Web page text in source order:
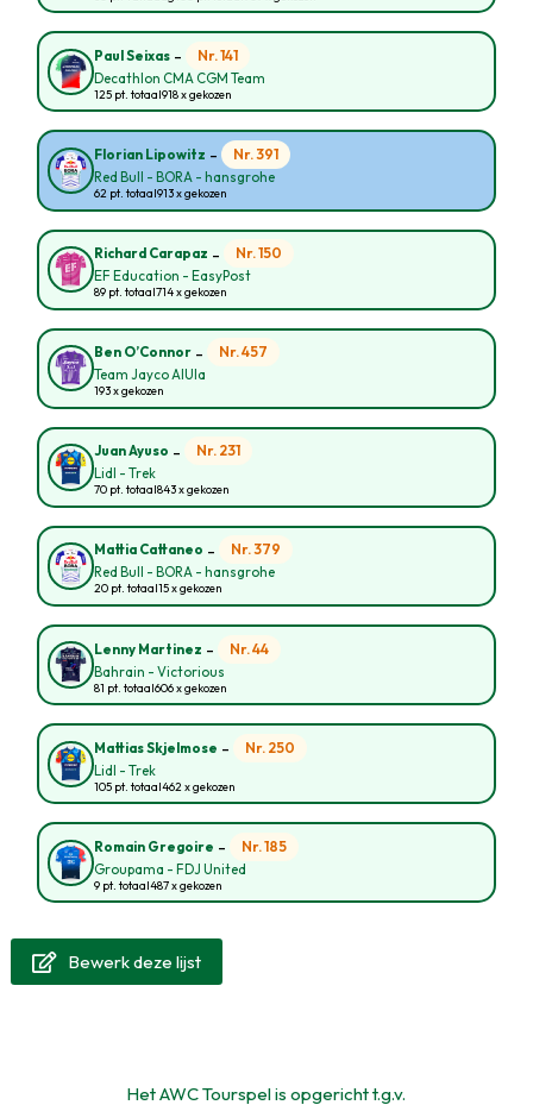
Paul Seixas - Nr. 141
Decathlon CMA CGM Team
125 pt. totaal918 x gekozen
Florian Lipowitz - Nr. 391
Red Bull - BORA - hansgrohe
62 pt. totaal913 x gekozen
Richard Carapaz - Nr. 150
EF Education - EasyPost
89 pt. totaal714 x gekozen
Ben O’Connor - Nr. 457
Team Jayco AlUla
193 x gekozen
Juan Ayuso - Nr. 231
Lidl - Trek
70 pt. totaal843 x gekozen
Mattia Cattaneo - Nr. 379
Red Bull - BORA - hansgrohe
20 pt. totaal15 x gekozen
Lenny Martinez - Nr. 44
Bahrain - Victorious
81 pt. totaal606 x gekozen
Mattias Skjelmose - Nr. 250
Lidl - Trek
105 pt. totaal462 x gekozen
Romain Gregoire - Nr. 185
Groupama - FDJ United
9 pt. totaal487 x gekozen
 Bewerk deze lijst
Het AWC Tourspel is opgericht t.g.v.